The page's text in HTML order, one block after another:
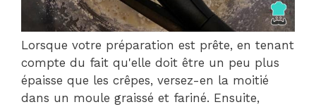
Lorsque votre préparation est prête, en tenant
compte du fait qu'elle doit être un peu plus
épaisse que les crêpes, versez-en la moitié
dans un moule graissé et fariné. Ensuite,